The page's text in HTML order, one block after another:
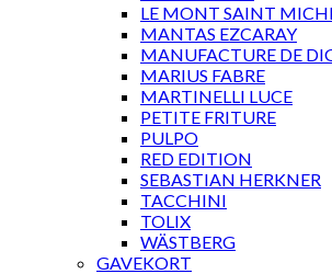
LE MONT SAINT
MANTAS EZCARAY
MANUFACTURE DE
MARIUS FABRE
MARTINELLI LUCE
PETITE FRITURE
PULPO
RED EDITION
SEBASTIAN HERKNER
TACCHINI
TOLIX
WÄSTBERG
GAVEKORT